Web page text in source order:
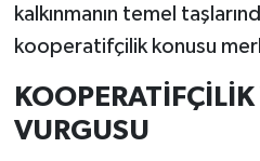
kalkınmanın temel
kooperatifçilik konusu
VURGUSU